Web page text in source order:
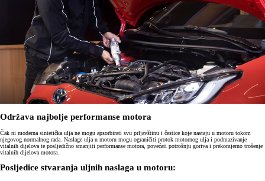
Održava najbolje performanse motora
Čak ni moderna sintetička ulja ne mogu apsorbirati svu prljavštinu i čestice koje nastaju u motoru tokom
njegovog normalnog rada. Naslage ulja u motoru mogu ograničiti protok motornog ulja i podmazivanje
vitalnih dijelova te posljedično smanjiti performanse motora, povećati potrošnju goriva i prekomjerno trošenje
vitalnih dijelova motora.
Posljedice stvaranja uljnih naslaga u motoru: